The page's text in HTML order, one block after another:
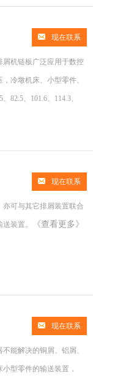
现在联系
屑机链板广泛应用于数控
冷墩机床、小型零件、
82.5、101.6、114.3、
现在联系
可与其它排屑装置联合
装置。 《查看更多》
现在联系
能解决的铜屑、铝屑、
型零件的输送装置，